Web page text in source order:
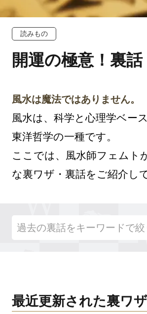
読みもの
開運の極意！裏話
風水は魔法ではありません。
風水は、科学と心理学ベー
東洋哲学の一種です。
ここでは、風水師フェムト
な裏ワザ・裏話をご紹介し
最近更新された裏ワ